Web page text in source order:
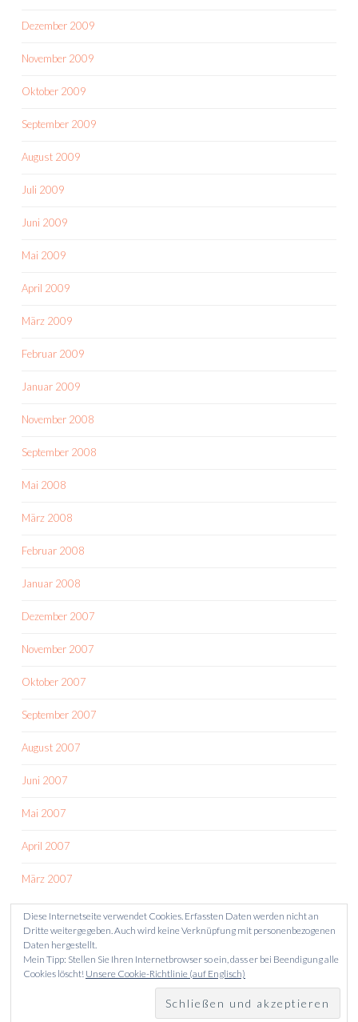
Dezember 2009
November 2009
Oktober 2009
September 2009
August 2009
Juli 2009
Juni 2009
Mai 2009
April 2009
März 2009
Februar 2009
Januar 2009
November 2008
September 2008
Mai 2008
März 2008
Februar 2008
Januar 2008
Dezember 2007
November 2007
Oktober 2007
September 2007
August 2007
Juni 2007
Mai 2007
April 2007
März 2007
STOLZ PRÄSENTIERT VON WORDPRESS
THEME: SKETCH VON WORDPRESS.COM.
Diese Internetseite verwendet Cookies. Erfassten Daten werden nicht an
Dritte weitergegeben. Auch wird keine Verknüpfung mit personenbezogenen
Daten hergestellt.
Mein Tipp: Stellen Sie Ihren Internetbrowser so ein, dass er bei Beendigung alle
Cookies löscht! Unsere Cookie-Richtlinie (auf Englisch)